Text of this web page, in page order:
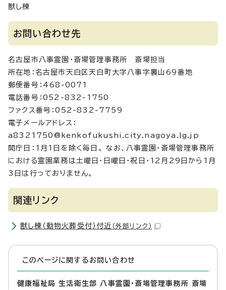
獣し棟
お問い合わせ先
名古屋市八事霊園・斎場管理事務所 斎場担当
所在地：名古屋市天白区天白町大字八事字裏山69番地
郵便番号：468-0071
電話番号：052-832-1750
ファクス番号：052-832-7759
電子メールアドレス：
a8321750@kenkofukushi.city.nagoya.lg.jp
開庁日：1月1日を除く毎日。 なお、八事霊園・斎場管理事務所
における霊園業務は土曜日・日曜日・祝日・12月29日から1月
3日は行っておりません。
関連リンク
獣し棟（動物火葬受付）付近 （外部リンク）
このページに関する お問い合わせ
健康福祉局 生活衛生部 八事霊園・斎場管理事務所 斎場